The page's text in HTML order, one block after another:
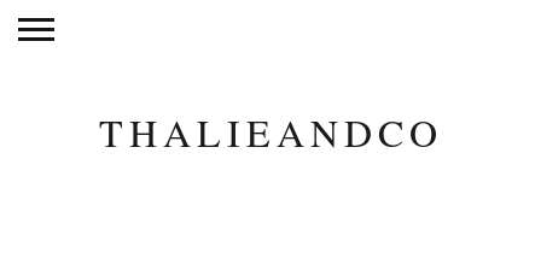
THALIEANDCO